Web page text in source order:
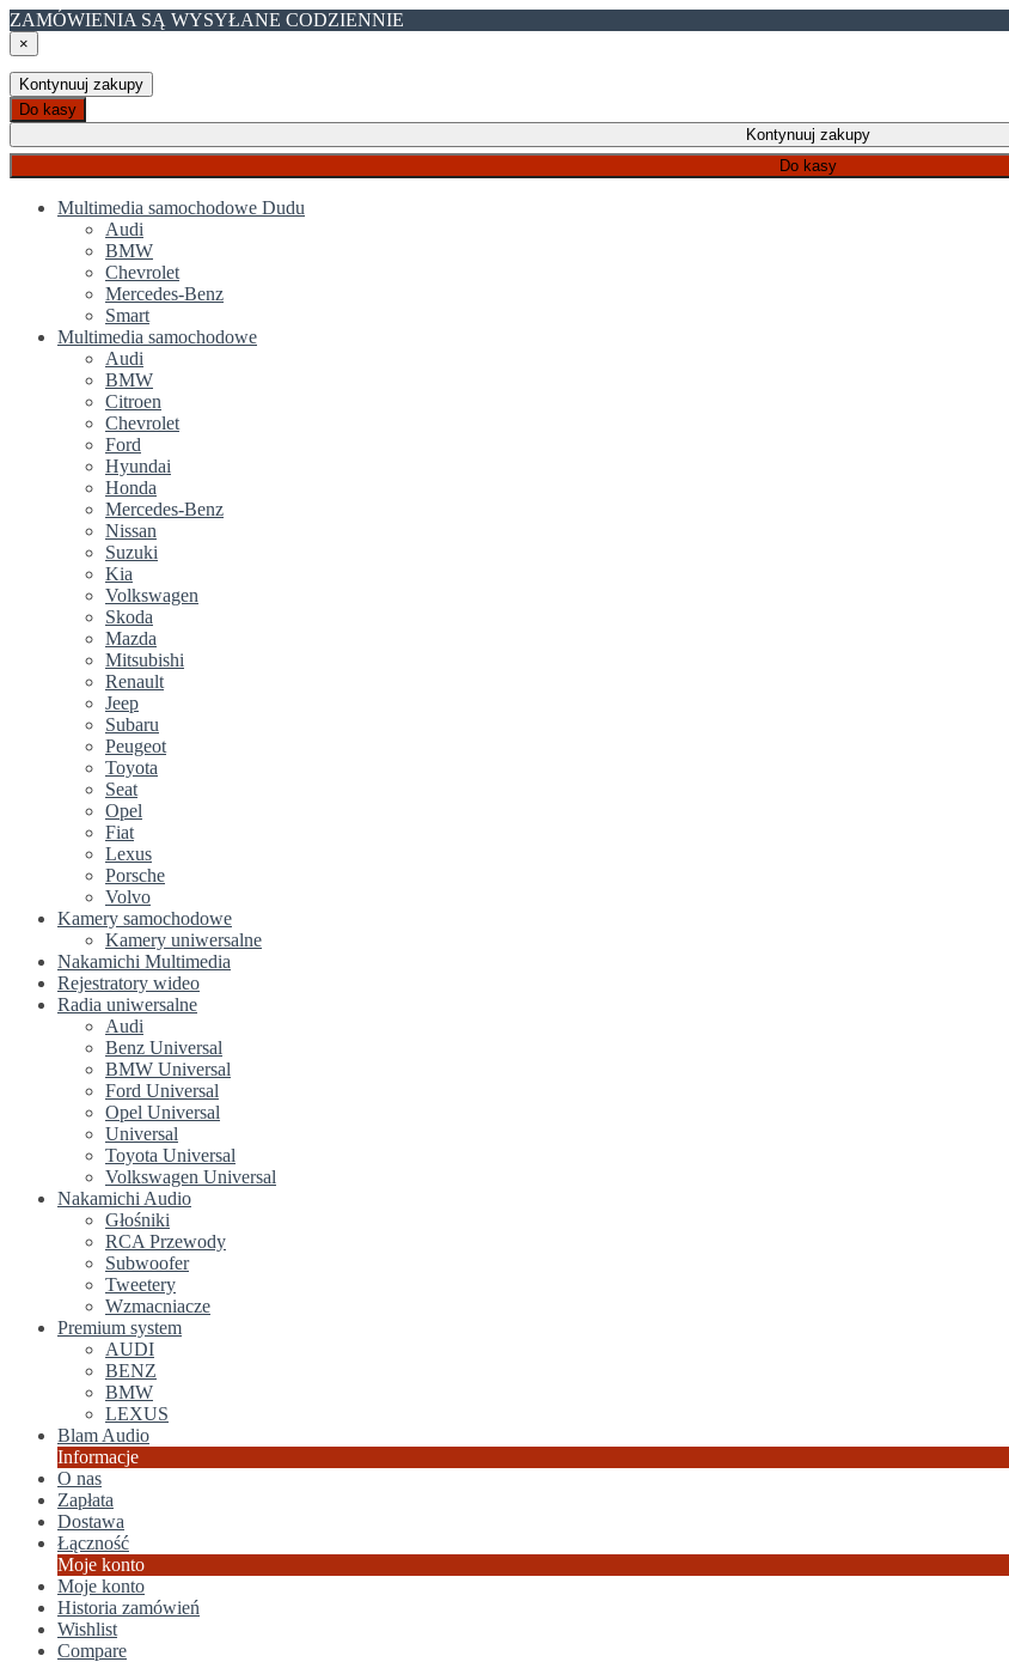
ZAMÓWIENIA SĄ WYSYŁANE CODZIENNIE
×
Kontynuuj zakupy
Do kasy
Kontynuuj zakupy
Do kasy
Multimedia samochodowe Dudu
Audi
BMW
Chevrolet
Mercedes-Benz
Smart
Multimedia samochodowe
Audi
BMW
Citroen
Chevrolet
Ford
Hyundai
Honda
Mercedes-Benz
Nissan
Suzuki
Kia
Volkswagen
Skoda
Mazda
Mitsubishi
Renault
Jeep
Subaru
Peugeot
Toyota
Seat
Opel
Fiat
Lexus
Porsche
Volvo
Kamery samochodowe
Kamery uniwersalne
Nakamichi Multimedia
Rejestratory wideo
Radia uniwersalne
Audi
Benz Universal
BMW Universal
Ford Universal
Opel Universal
Universal
Toyota Universal
Volkswagen Universal
Nakamichi Audio
Głośniki
RCA Przewody
Subwoofer
Tweetery
Wzmacniacze
Premium system
AUDI
BENZ
BMW
LEXUS
Blam Audio
Informacje
O nas
Zapłata
Dostawa
Łączność
Moje konto
Moje konto
Historia zamówień
Wishlist
Compare